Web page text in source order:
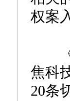
权案
《
焦科
20条